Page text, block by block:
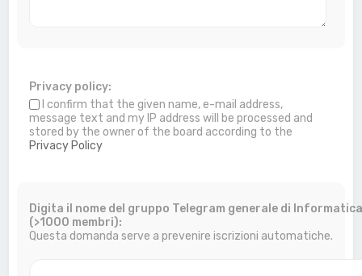
Privacy policy:
I confirm that the given name, e-mail address,
message text and my IP address will be processed and
stored by the owner of the board according to the
Privacy Policy
Digita il nome del gruppo Telegram generale di
(>1000 membri):
Questa domanda serve a prevenire iscrizioni automatiche.